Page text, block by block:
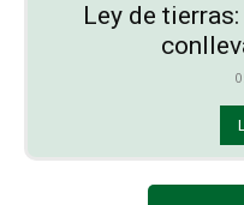
Ley de